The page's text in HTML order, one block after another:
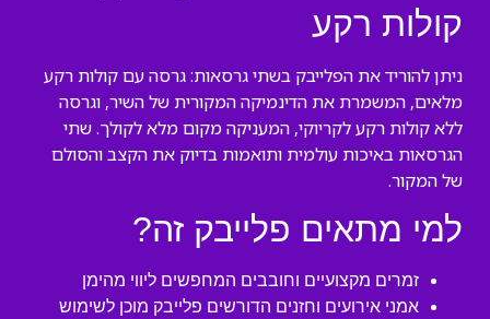
קולות רקע
ניתן להוריד את הפלייבק בשתי גרסאות: גרסה עם קולות רקע
מלאים, המשמרת את הדינמיקה המקורית של השיר, וגרסה
ללא קולות רקע לקריוקי, המעניקה מקום מלא לקולך. שתי
הגרסאות באיכות עולמית ותואמות בדיוק את הקצב והסולם
של המקור.
למי מתאים פלייבק זה?
זמרים מקצועיים וחובבים המחפשים ליווי מהימן
אמני אירועים וחזנים הדורשים פלייבק מוכן לשימוש